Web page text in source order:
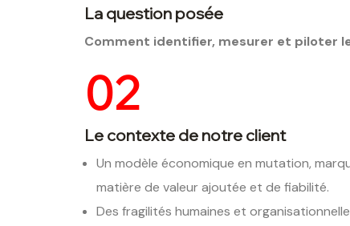
La question posée
Comment identifier, mesurer et piloter
02
Le contexte de notre client
Un modèle économique en mutation,
matière de valeur ajoutée et de fiabilité.
Des fragilités humaines et